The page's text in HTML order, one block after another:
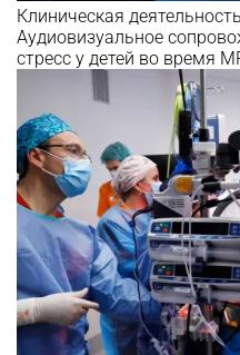
Клиническая деятельность
Аудиовизуальное
стресс у детей во время